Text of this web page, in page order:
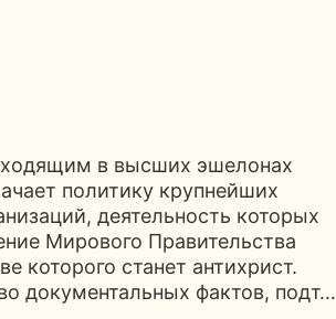
в высших эшелонах
политику крупнейших
деятельность которых
Мирового Правительства
которого станет антихрист.
документальных фактов, подт…